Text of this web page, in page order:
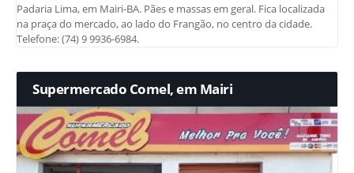
Padaria Lima, em Mairi-BA. Pães e massas em geral. Fica localizada
na praça do mercado, ao lado do Frangão, no centro da cidade.
Telefone: (74) 9 9936-6984.
Supermercado Comel, em Mairi